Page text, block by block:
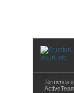
Termeni si